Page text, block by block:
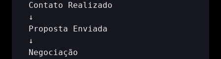
Contato Realizado
↓
Proposta Enviada
↓
Negociação